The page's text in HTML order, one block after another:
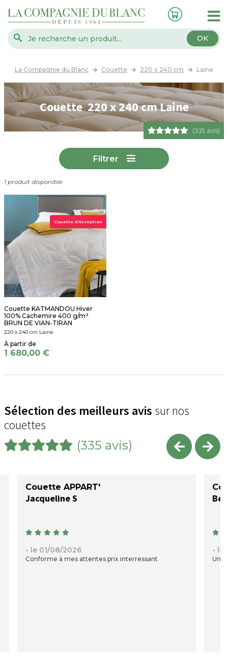
OK
La Compagnie du Blanc Couette 220 x 240 cm Laine
Couette 220 x 240 cm Laine
(335 avis)
Filtrer
1 produit disponible
Couette d'Exception
Couette KATMANDOU Hiver
100% Cachemire 400 g/m²
BRUN DE VIAN-TIRAN
220 x 240 cm Laine
1 680,00 €
Sélection des meilleurs avis sur nos
couettes
(335 avis)
Couette APPART'
Jacqueline S
- le 01/08/2026
Conforme à mes attentes prix interressant
- le
Une